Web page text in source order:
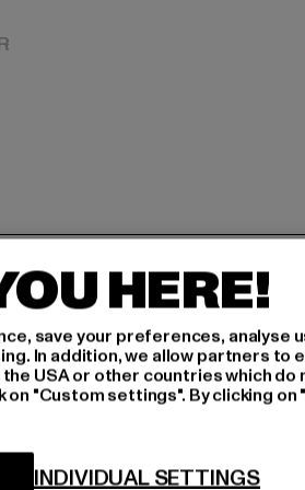
EUR
Aktionspreis: 159,99 EUR
An welchen Produkten
HERE!
save your preferences, analyse
In addition, we allow partners to
USA or other countries which do
"Custom settings". By clicking
INDIVIDUAL SETTINGS